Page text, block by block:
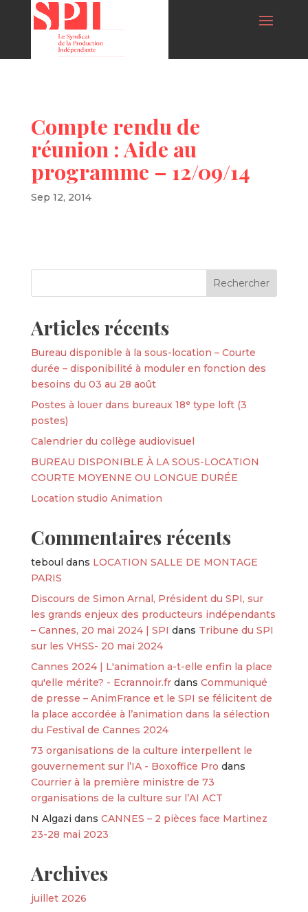
Compte rendu de
réunion : Aide au
programme – 12/09/14
Sep 12, 2014
Articles récents
Bureau disponible à la sous-location – Courte
durée – disponibilité à moduler en fonction des
besoins du 03 au 28 août
Postes à louer dans bureaux 18ᵉ type loft (3
postes)
Calendrier du collège audiovisuel
BUREAU DISPONIBLE À LA SOUS-LOCATION
COURTE MOYENNE OU LONGUE DURÉE
Location studio Animation
Commentaires récents
teboul dans LOCATION SALLE DE MONTAGE
PARIS
Discours de Simon Arnal, Président du SPI, sur
les grands enjeux des producteurs indépendants
– Cannes, 20 mai 2024 | SPI dans Tribune du SPI
sur les VHSS- 20 mai 2024
Cannes 2024 | L'animation a-t-elle enfin la place
qu'elle mérite? - Ecrannoir.frdans Communiqué
de presse – AnimFrance et le SPI se félicitent de
la place accordée à l’animation dans la sélection
du Festival de Cannes 2024
73 organisations de la culture interpellent le
gouvernement sur l’IA - Boxoffice Pro dans
Courrier à la première ministre de 73
organisations de la culture sur l’AI ACT
N Algazi dans CANNES – 2 pièces face Martinez
23-28 mai 2023
Archives
juillet 2026